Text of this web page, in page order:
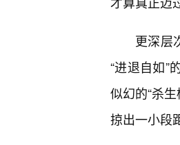
更深层
“进退自如
似幻的“杀
掠出一小段